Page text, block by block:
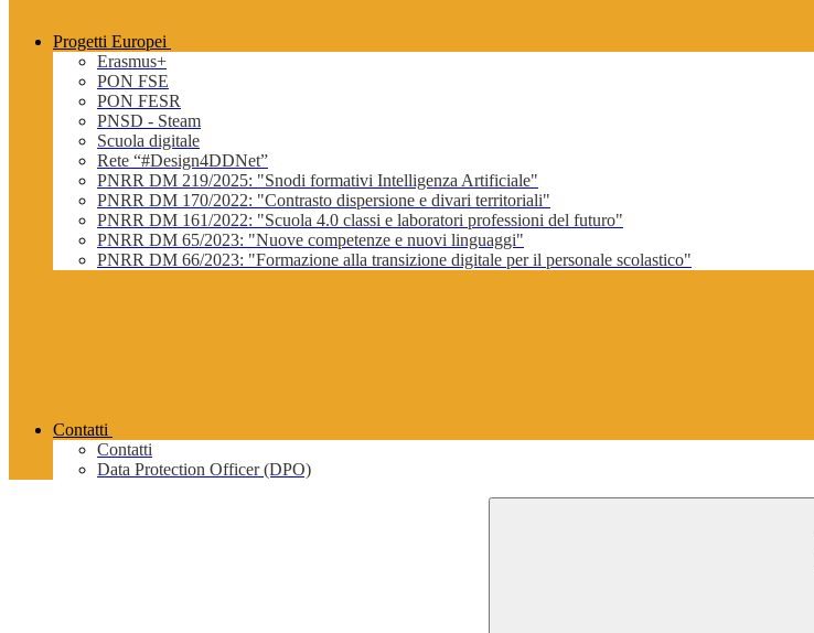
Progetti Europei
Erasmus+
PON FSE
PON FESR
PNSD - Steam
Scuola digitale
Rete “#Design4DDNet”
PNRR DM 219/2025: "Snodi formativi Intelligenza Artificiale"
PNRR DM 170/2022: "Contrasto dispersione e divari territoriali"
PNRR DM 161/2022: "Scuola 4.0 classi e laboratori professioni del futuro"
PNRR DM 65/2023: "Nuove competenze e nuovi linguaggi"
PNRR DM 66/2023: "Formazione alla transizione digitale per il personale scolastico"
Contatti
Contatti
Data Protection Officer (DPO)